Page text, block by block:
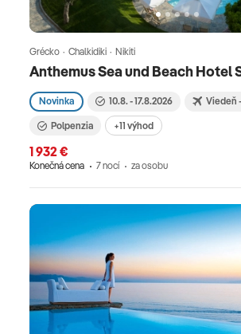
Anthemus Sea und Beach Hotel
Grécko · Chalkidiki · Nikiti
Novinka 10.8. - 17.8.2026 Viedeň
Polpenzia +11 výhod
1 932 €
Konečná cena 7 nocí za osobu